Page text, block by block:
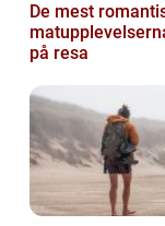
De mest
på resa